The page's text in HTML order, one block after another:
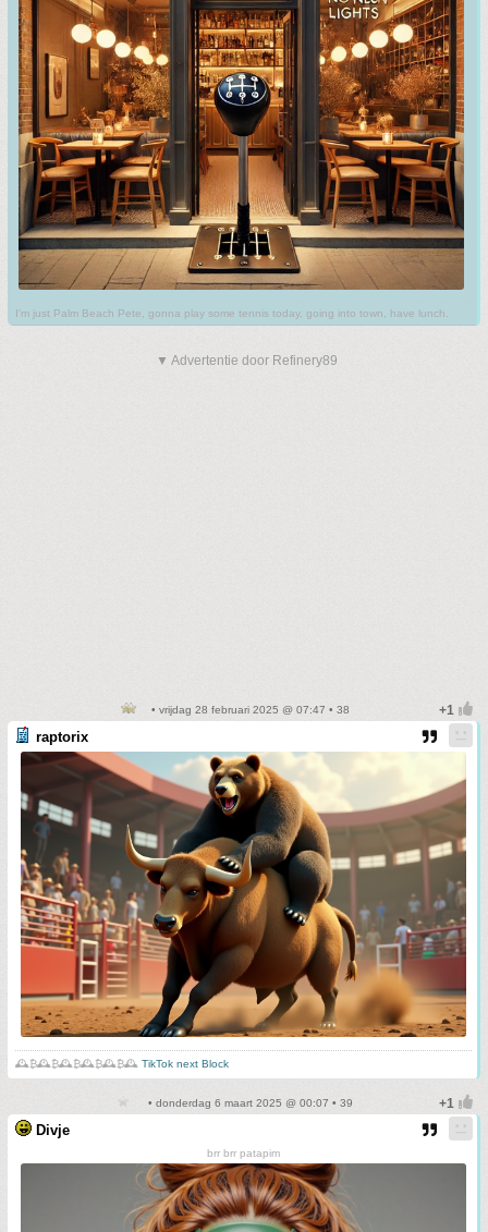
I'm just Palm Beach Pete, gonna play some tennis today, going into town, have lunch.
▼ Advertentie door Refinery89
• vrijdag 28 februari 2025 @ 07:47 • 38
raptorix
🕰️₿🕰️₿🕰️₿🕰️₿🕰️₿🕰️ TikTok next Block
• donderdag 6 maart 2025 @ 00:07 • 39
Divje
brr brr patapim